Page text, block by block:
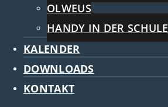
OLWEUS
HANDY IN DER SCHULE
KALENDER
DOWNLOADS
KONTAKT